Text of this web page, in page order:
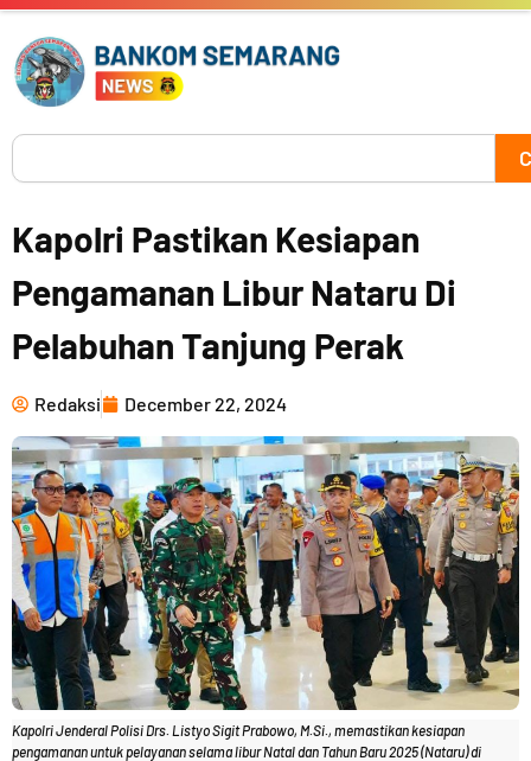
Skip
content
Search
Kapolri Pastikan Kesiapan
Pengamanan Libur Nataru Di
Pelabuhan Tanjung Perak
Redaksi December 22, 2024
Kapolri Jenderal Polisi Drs. Listyo Sigit Prabowo, M.Si., memastikan kesiapan
pengamanan untuk pelayanan selama libur Natal dan Tahun Baru 2025 (Nataru) di